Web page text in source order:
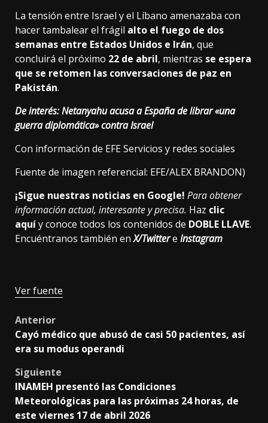
La tensión entre Israel y el Líbano amenazaba con
hacer tambalear el frágil alto el fuego de dos
semanas entre Estados Unidos e Irán, que
concluirá el próximo 22 de abril, mientras se espera
que se retomen las conversaciones de paz en
Pakistán.
De interés:Netanyahu acusa a España de librar «una
guerra diplomática» contra Israel
Con información de EFE Servicios y redes sociales
Fuente de imagen referencial: EFE/ALEX BRANDON)
¡Sigue nuestras noticias en Google! Para obtener
información actual, interesante y precisa. Haz clic
aquíy conoce todos los contenidos de DOBLE LLAVE.
Encuéntranos también enX/Twittere Instagram
Ver fuente
Post
navigation
Anterior
Cayó médico que abusó de casi 50 pacientes, así
era su modus operandi
Siguiente
INAMEH presentó las Condiciones
Meteorológicas para las próximas 24 horas, de
este viernes 17 de abril 2026